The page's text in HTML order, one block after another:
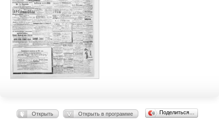
Открыть Открыть в программе Поделиться…